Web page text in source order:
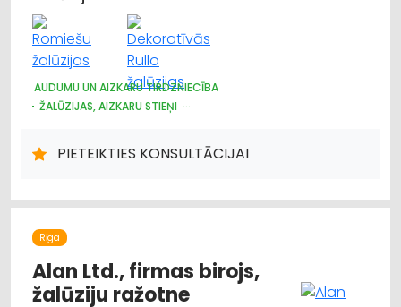
AUDUMU UN AIZKARU TIRDZNIECĪBA
ŽALŪZIJAS, AIZKARU STIEŅI
PIETEIKTIES KONSULTĀCIJAI
Rīga
Alan Ltd., firmas birojs,
žalūziju ražotne